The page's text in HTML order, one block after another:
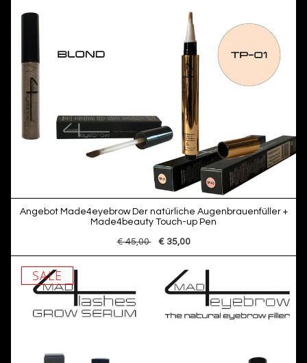
Angebot Made4eyebrow Der natürliche Augenbrauenfüller +
Made4beauty Touch-up Pen
€ 45,00 € 35,00
SALE